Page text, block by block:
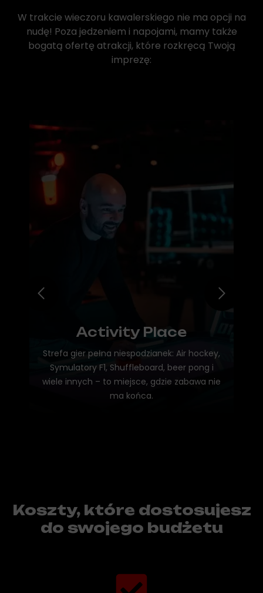
W trakcie wieczoru kawalerskiego nie ma opcji na
nudę! Poza jedzeniem i napojami, mamy także
bogatą ofertę atrakcji, które rozkręcą Twoją
imprezę:
Activity Place
Strefa gier pełna niespodzianek: Air hockey,
Symulatory F1, Shuffleboard, beer pong i
wiele innych – to miejsce, gdzie zabawa nie
ma końca.
Koszty, które dostosujesz
do swojego budżetu